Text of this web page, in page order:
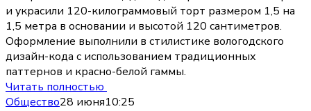
и украсили 120-килограммовый торт размером 1,5 на
1,5 метра в основании и высотой 120 сантиметров.
Оформление выполнили в стилистике вологодского
дизайн-кода с использованием традиционных
паттернов и красно-белой гаммы.
Читать полностью
Общество28 июня10:25